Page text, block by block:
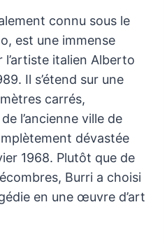
connu sous le
est une immense
italien Alberto
Il s’étend sur une
carrés,
l’ancienne ville de
dévastée
1968. Plutôt que de
Burri a choisi
en une œuvre d’art